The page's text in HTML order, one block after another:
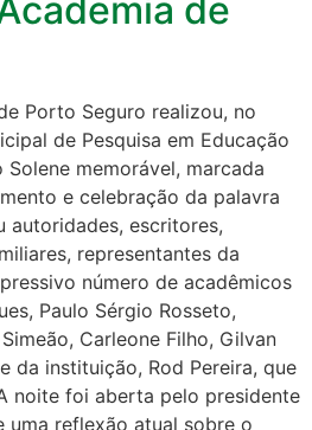
de
Porto Seguro realizou, no
de Pesquisa em Educação
Solene memorável, marcada
e celebração da palavra
autoridades, escritores,
representantes da
número de acadêmicos
Paulo Sérgio Rosseto,
Carleone Filho, Gilvan
da instituição, Rod Pereira, que
noite foi aberta pelo presidente
uma reflexão atual sobre o